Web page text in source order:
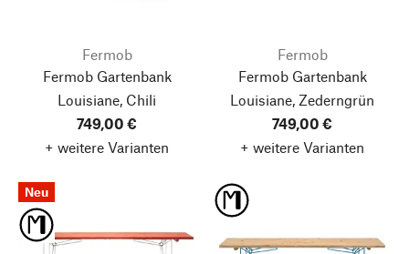
Fermob
Fermob Gartenbank
Louisiane, Chili
749,00 €
+ weitere Varianten
Fermob
Fermob Gartenbank
Louisiane, Zederngrün
749,00 €
+ weitere Varianten
Neu